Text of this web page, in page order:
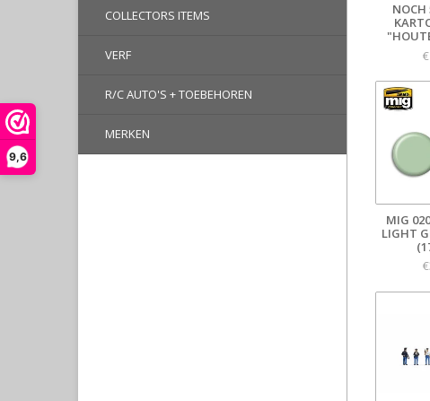
9,6
COLLECTORS ITEMS
VERF
R/C AUTO'S + TOEBEHOREN
MERKEN
NOCH
MIG
LIGHT